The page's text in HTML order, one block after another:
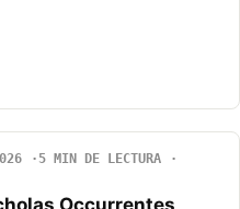
5 MIN DE LECTURA